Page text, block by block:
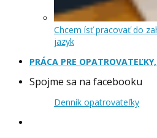
Chcem ísť pracovať do
jazyk
PRÁCA PRE
Spojme sa na facebooku
Denník opatrovateľky